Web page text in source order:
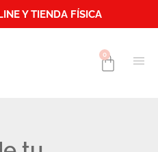
Y TIENDA FÍSICA
0